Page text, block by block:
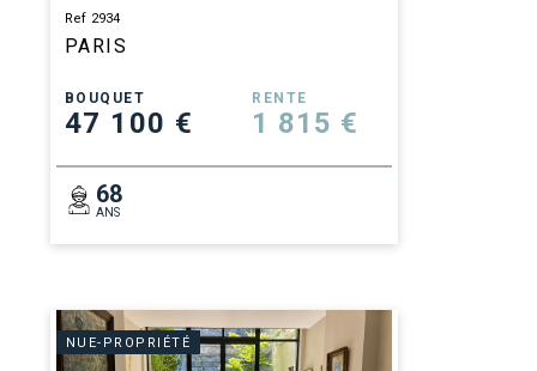
Ref 2934
PARIS
BOUQUET
47 100 €
RENTE
1 815 €
68
ANS
NUE-PROPRIÉTÉ